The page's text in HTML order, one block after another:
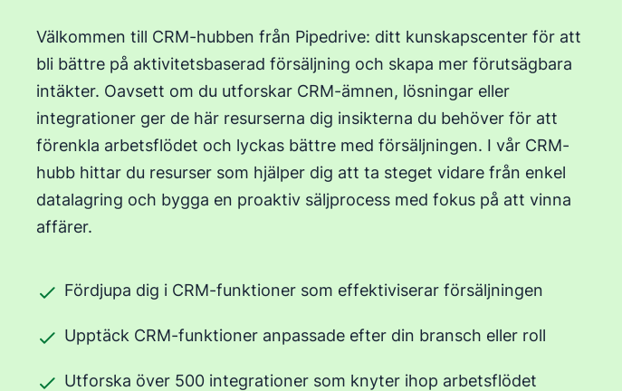
Välkommen till CRM-hubben från Pipedrive: ditt kunskapscenter för att
bli bättre på aktivitetsbaserad försäljning och skapa mer förutsägbara
intäkter. Oavsett om du utforskar CRM-ämnen, lösningar eller
integrationer ger de här resurserna dig insikterna du behöver för att
förenkla arbetsflödet och lyckas bättre med försäljningen. I vår CRM-
hubb hittar du resurser som hjälper dig att ta steget vidare från enkel
datalagring och bygga en proaktiv säljprocess med fokus på att vinna
affärer.
Fördjupa dig i CRM-funktioner som effektiviserar försäljningen
Upptäck CRM-funktioner anpassade efter din bransch eller roll
Utforska över 500 integrationer som knyter ihop arbetsflödet